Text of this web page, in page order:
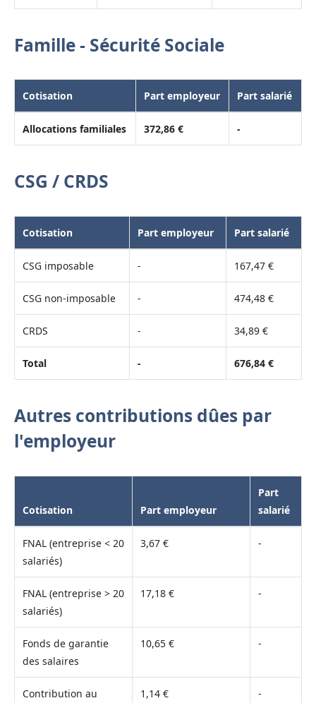
Famille - Sécurité Sociale
Cotisation Part employeur Part salarié
Allocations familiales 372,86 € -
CSG / CRDS
Cotisation Part employeur Part salarié
CSG imposable - 167,47 €
CSG non-imposable - 474,48 €
CRDS - 34,89 €
Total - 676,84 €
Autres contributions dûes par
l'employeur
Cotisation Part employeur
Part
salarié
FNAL (entreprise < 20
salariés)
3,67 € -
FNAL (entreprise > 20
salariés)
17,18 € -
Fonds de garantie
des salaires
10,65 € -
Contribution au
1,14 € -